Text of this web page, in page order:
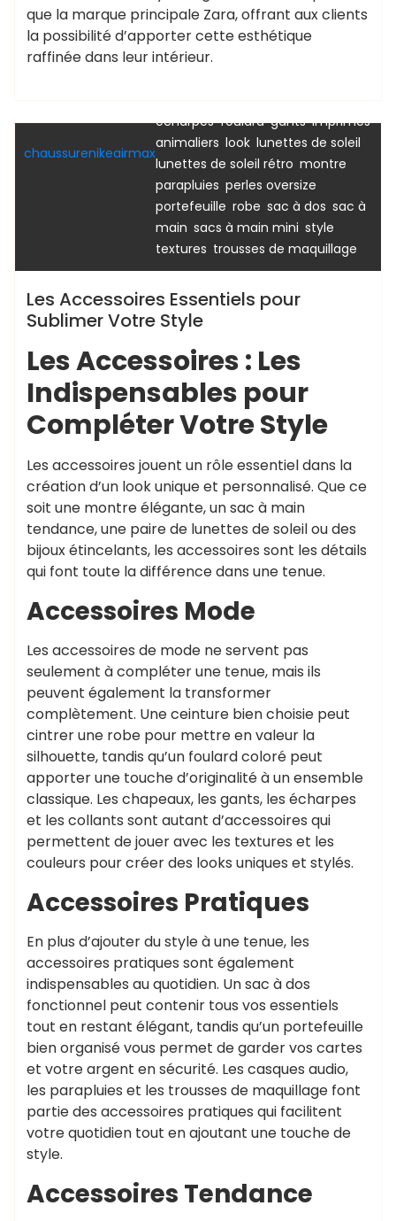
que la marque principale Zara, offrant aux clients
la possibilité d’apporter cette esthétique
raffinée dans leur intérieur.
Uncategorized
chaussurenikeairmax
accessoires,bijoux,boucles
d'oreilles statement
écharpes,foulard,gants,imprimés
animaliers look lunettes de soleil
lunettes de soleil rétro montre
parapluies perles oversize
portefeuille robe sac à dos sac à
main sacs à main mini style
textures trousses de maquillage
Les Accessoires Essentiels pour
Sublimer Votre Style
Les Accessoires : Les
Indispensables pour
Compléter Votre Style
Les accessoires jouent un rôle essentiel dans la
création d’un look unique et personnalisé. Que ce
soit une montre élégante, un sac à main
tendance, une paire de lunettes de soleil ou des
bijoux étincelants, les accessoires sont les détails
qui font toute la différence dans une tenue.
Accessoires Mode
Les accessoires de mode ne servent pas
seulement à compléter une tenue, mais ils
peuvent également la transformer
complètement. Une ceinture bien choisie peut
cintrer une robe pour mettre en valeur la
silhouette, tandis qu’un foulard coloré peut
apporter une touche d’originalité à un ensemble
classique. Les chapeaux, les gants, les écharpes
et les collants sont autant d’accessoires qui
permettent de jouer avec les textures et les
couleurs pour créer des looks uniques et stylés.
Accessoires Pratiques
En plus d’ajouter du style à une tenue, les
accessoires pratiques sont également
indispensables au quotidien. Un sac à dos
fonctionnel peut contenir tous vos essentiels
tout en restant élégant, tandis qu’un portefeuille
bien organisé vous permet de garder vos cartes
et votre argent en sécurité. Les casques audio,
les parapluies et les trousses de maquillage font
partie des accessoires pratiques qui facilitent
votre quotidien tout en ajoutant une touche de
style.
Accessoires Tendance